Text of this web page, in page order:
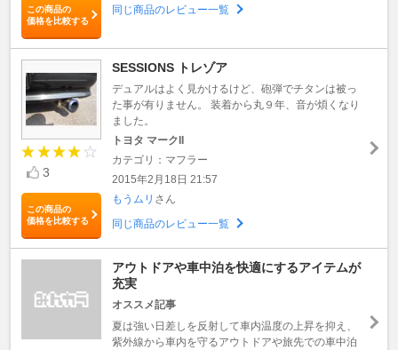
この商品の
価格を比較する
同じ商品のレビュー一覧
3
この商品の
価格を比較する
SESSIONS トレゾア
デュアルはよく見かけるけど、砲弾でチタンは被っ
た事が有りません。 装着から丸９年、音が煩くなり
ました。
トヨタ マークII
カテゴリ：マフラー
2015年2月18日 21:57
もうムリ さん
同じ商品のレビュー一覧
アウトドアや車中泊を快適にするアイテムが
充実
オススメ記事
夏は強い日差しを反射して車内温度の上昇を抑え、
紫外線から車内を守るアウトドアや旅先での車中泊